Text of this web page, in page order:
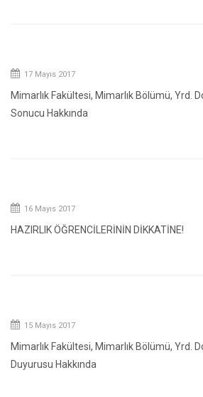
17 Mayıs 2017
Mimarlık Fakültesi, Mimarlık Bölümü, Yrd.
Sonucu Hakkında
16 Mayıs 2017
HAZIRLIK ÖĞRENCİLERİNİN DİKKATİNE!
15 Mayıs 2017
Mimarlık Fakültesi, Mimarlık Bölümü, Yrd.
Duyurusu Hakkında